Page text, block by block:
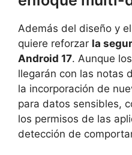
Además del diseño y
quiere reforzar la
Android 17. Aunque
llegarán con las notas
la incorporación de
para datos sensibles,
los permisos de las
detección de